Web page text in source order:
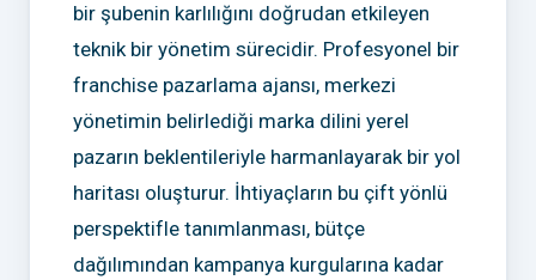
bir şubenin karlılığını doğrudan etkileyen
teknik bir yönetim sürecidir. Profesyonel bir
franchise pazarlama ajansı, merkezi
yönetimin belirlediği marka dilini yerel
pazarın beklentileriyle harmanlayarak bir yol
haritası oluşturur. İhtiyaçların bu çift yönlü
perspektifle tanımlanması, bütçe
dağılımından kampanya kurgularına kadar